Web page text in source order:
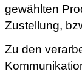
gewählten
Zustellung,
Zu den